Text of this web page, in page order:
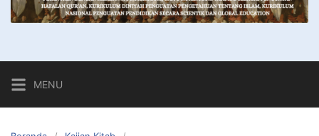
MENU